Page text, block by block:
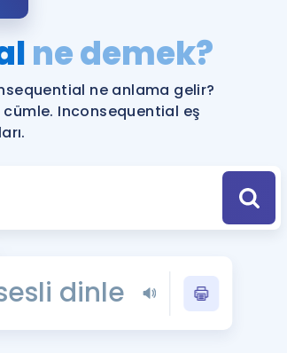
YDS ve YÖKDİL Puan Hesaplama
YDS ve YÖKDİL'e Hazırlananlar için
Eğitim ve Kitaplara Özel Fırsatlar
YDS - YÖKDİL Tüm Sınavlarla İlgili
İngilizce Gramer
İngilizce Gramer ve Konu Anlatımı
Remzi Hoca ile seni
ne demek?
ne anlama gelir?
Inconsequential eş
dinle